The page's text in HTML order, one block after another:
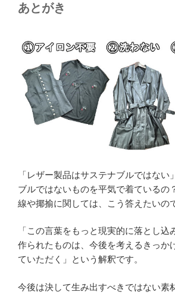
あとがき
「レザー製品はサステナブルではない
ブルではないものを平気で着ているの
線や揶揄に関しては、こう答えたいの
「この言葉をもっと現実的に落とし込
作られたものは、今後を考えるきっか
ていただく」という解釈です。
今後は決して生み出すべきではない素